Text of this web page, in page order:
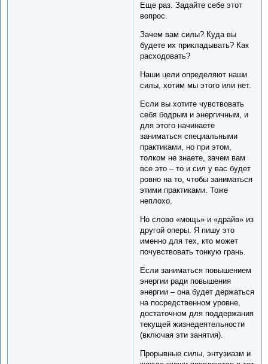
Еще раз. Задайте себе этот
вопрос.
Зачем вам силы? Куда вы
будете их прикладывать? Как
расходовать?
Наши цели определяют наши
силы, хотим мы этого или нет.
Если вы хотите чувствовать
себя бодрым и энергичным, и
для этого начинаете
заниматься специальными
практиками, но при этом,
толком не знаете, зачем вам
все это – то и сил у вас будет
ровно на то, чтобы заниматься
этими практиками. Тоже
неплохо.
Но слово «мощь» и «драйв» из
другой оперы. Я пишу это
именно для тех, кто может
почувствовать тонкую грань.
Если заниматься повышением
энергии ради повышения
энергии – она будет держаться
на посредственном уровне,
достаточном для поддержания
текущей жизнедеятельности
(включая эти занятия).
Прорывные силы, энтузиазм и